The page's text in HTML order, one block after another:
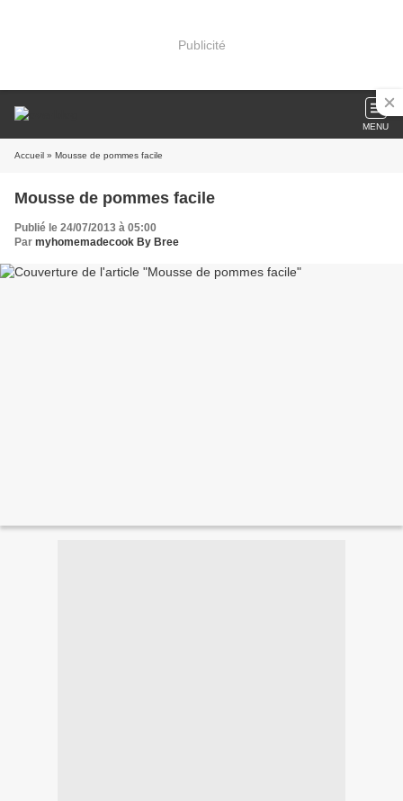
Publicité
MENU
Accueil » Mousse de pommes facile
Mousse de pommes facile
Publié le 24/07/2013 à 05:00
Par myhomemadecook By Bree